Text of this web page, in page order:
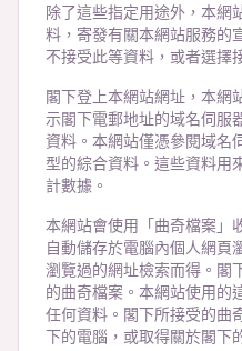
除了這些指定用途外，本網
料，寄發有關本網站服務的
不接受此等資料，或者選擇
閣下登上本網站網址，本網
示閣下電郵地址的域名伺服
資料。本網站僅憑參閱域名
型的綜合資料。這些資料用
計數據。
本網站會使用「曲奇檔案」
自動儲存於電腦內個人網頁
瀏覽過的網址檢索而得。閣
的曲奇檔案。本網站使用的
任何資料。閣下所接受的曲
下的電腦，或取得關於閣下